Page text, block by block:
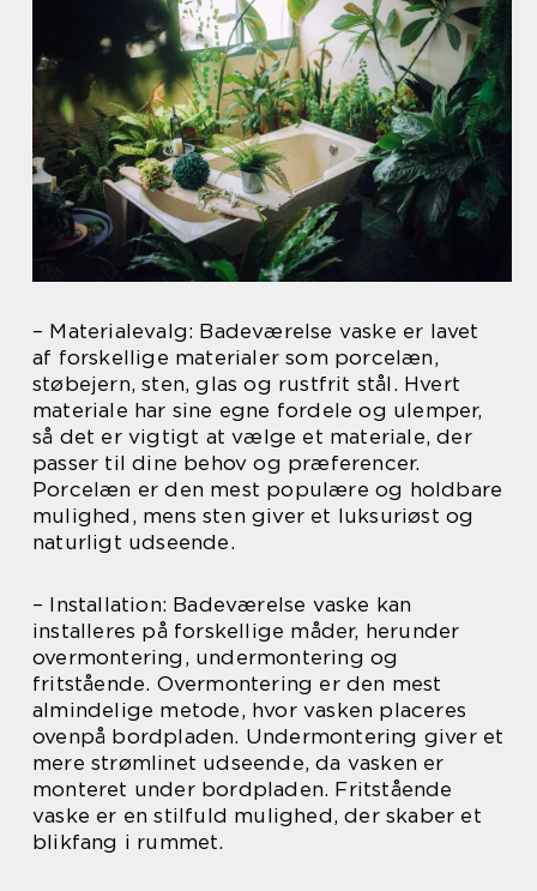
– Materialevalg: Badeværelse vaske er lavet
af forskellige materialer som porcelæn,
støbejern, sten, glas og rustfrit stål. Hvert
materiale har sine egne fordele og ulemper,
så det er vigtigt at vælge et materiale, der
passer til dine behov og præferencer.
Porcelæn er den mest populære og holdbare
mulighed, mens sten giver et luksuriøst og
naturligt udseende.
– Installation: Badeværelse vaske kan
installeres på forskellige måder, herunder
overmontering, undermontering og
fritstående. Overmontering er den mest
almindelige metode, hvor vasken placeres
ovenpå bordpladen. Undermontering giver et
mere strømlinet udseende, da vasken er
monteret under bordpladen. Fritstående
vaske er en stilfuld mulighed, der skaber et
blikfang i rummet.